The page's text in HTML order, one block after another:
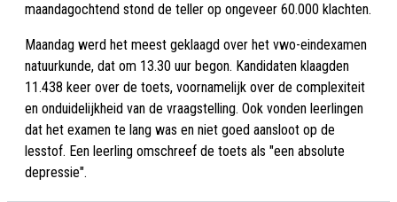
maandagochtend stond de teller op ongeveer 60.000 klachten.
Maandag werd het meest geklaagd over het vwo-eindexamen
natuurkunde, dat om 13.30 uur begon. Kandidaten klaagden
11.438 keer over de toets, voornamelijk over de complexiteit
en onduidelijkheid van de vraagstelling. Ook vonden leerlingen
dat het examen te lang was en niet goed aansloot op de
lesstof. Een leerling omschreef de toets als "een absolute
depressie".